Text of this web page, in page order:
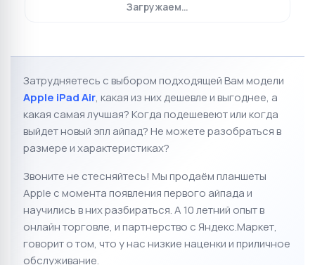
Загружаем…
Затрудняетесь с выбором подходящей Вам модели
Apple iPad Air, какая из них дешевле и выгоднее, а
какая самая лучшая?Когда подешевеют или когда
выйдет новый эпл айпад? Не можете разобраться в
размере и характеристиках?
Звоните не стесняйтесь! Мы продаём планшеты
Apple с момента появления первого айпада и
научились в них разбираться. А 10 летний опыт в
онлайн торговле, и партнерство с Яндекс.Маркет,
говорит о том, что у нас низкие наценки и приличное
обслуживание.